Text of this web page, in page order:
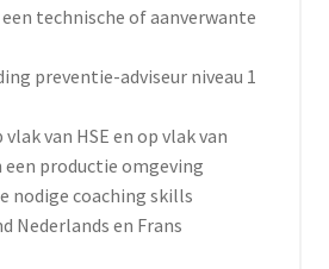
technische of aanverwante
preventie-adviseur niveau 1
van HSE en op vlak van
productie omgeving
nodige coaching skills
Nederlands en Frans